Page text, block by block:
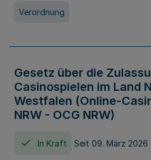
Verordnung
Gesetz über die
Casinospielen im Land
Westfalen (Online-
NRW - OCG NRW)
In Kraft Seit 09. März 2026